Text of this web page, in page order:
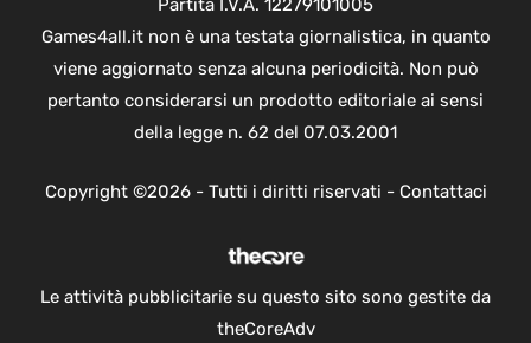
Partita I.V.A. 12279101005
Games4all.it non è una testata giornalistica, in quanto
viene aggiornato senza alcuna periodicità. Non può
pertanto considerarsi un prodotto editoriale ai sensi
della legge n. 62 del 07.03.2001
Copyright ©2026 - Tutti i diritti riservati - Contattaci
Le attività pubblicitarie su questo sito sono gestite da
theCoreAdv